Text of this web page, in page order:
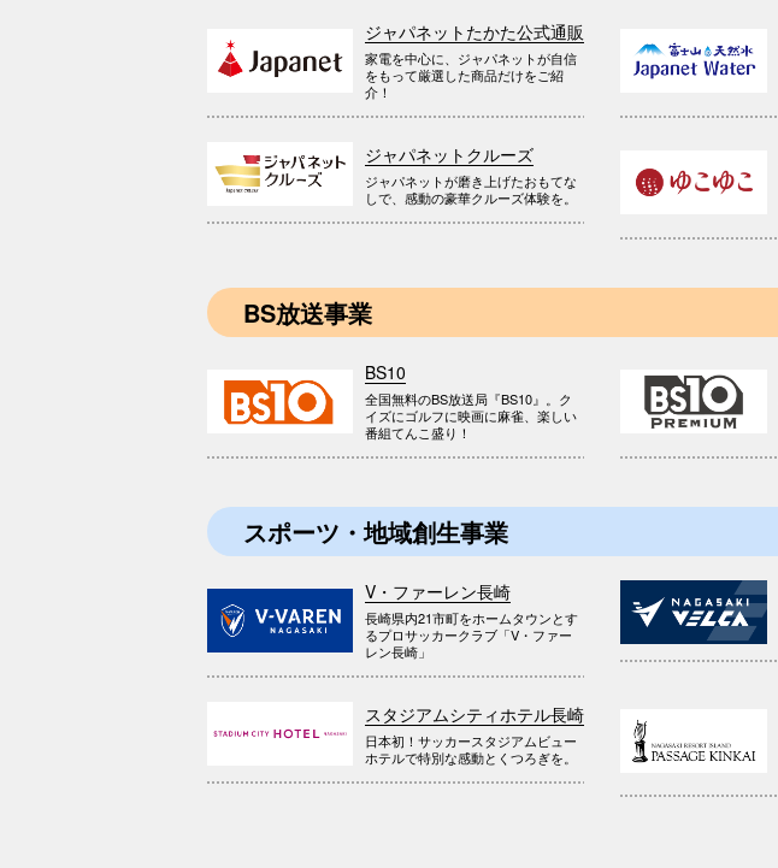
ジャパネットたかた公式通販
家電を中心に、ジャパネットが自信
をもって厳選した商品だけをご紹
介！
ジャパネットクルーズ
ジャパネットが磨き上げたおもてな
しで、感動の豪華クルーズ体験を。
BS放送事業
BS10
全国無料のBS放送局『BS10』。ク
イズにゴルフに映画に麻雀、楽しい
番組てんこ盛り！
スポーツ・地域創生事業
V・ファーレン長崎
長崎県内21市町をホームタウンとす
るプロサッカークラブ「V・ファー
レン長崎」
スタジアムシティホテル長崎
日本初！サッカースタジアムビュー
ホテルで特別な感動とくつろぎを。